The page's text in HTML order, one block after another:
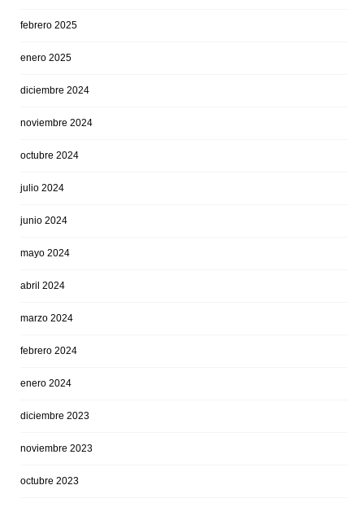
febrero 2025
enero 2025
diciembre 2024
noviembre 2024
octubre 2024
julio 2024
junio 2024
mayo 2024
abril 2024
marzo 2024
febrero 2024
enero 2024
diciembre 2023
noviembre 2023
octubre 2023